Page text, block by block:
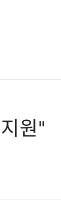
원"